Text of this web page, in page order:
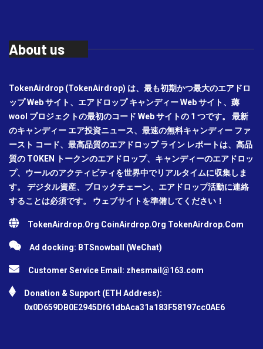
About us
TokenAirdrop (TokenAirdrop) は、最も初期かつ最大のエアドロ
ップ Web サイト、エアドロップ キャンディー Web サイト、薅
wool プロジェクトの最初のコード Web サイトの 1 つです。 最新
のキャンディー エア投資ニュース、最速の無料キャンディー ファ
ースト コード、最高品質のエアドロップ ライン レポートは、高品
質の TOKEN トークンのエアドロップ、キャンディーのエアドロッ
プ、ウールのアクティビティを世界中でリアルタイムに収集しま
す。 デジタル資産、ブロックチェーン、エアドロップ活動に連絡
することは必須です。 ウェブサイトを準備してください！
TokenAirdrop.Org CoinAirdrop.Org TokenAirdrop.Com
Ad docking: BTSnowball (WeChat)
Customer Service Email: zhesmail@163.com
Donation & Support (ETH Address):
0x0D659DB0E2945Df61dbAca31a183F58197cc0AE6